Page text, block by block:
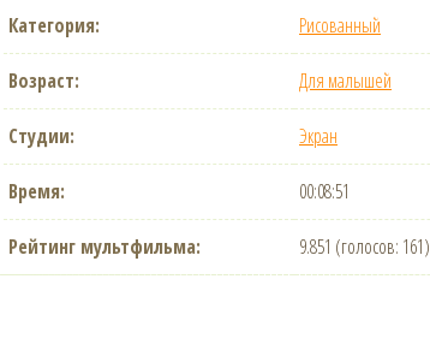
Категория: Рисованный
Возраст: Для малышей
Студии: Экран
Время: 00:08:51
Рейтинг мультфильма: 9.851 (голосов: 161)